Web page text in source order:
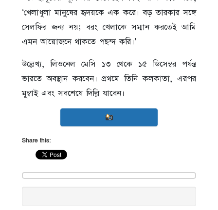
‘খেলাধুলা মানুষের হৃদয়কে এক করে। বড় তারকার সঙ্গে
সেলফির জন্য নয়; বরং খেলাকে সম্মান করতেই আমি
এমন আয়োজনে থাকতে পছন্দ করি।’
উল্লেখ্য, লিওনেল মেসি ১৩ থেকে ১৫ ডিসেম্বর পর্যন্ত
ভারতে অবস্থান করবেন। প্রথমে তিনি কলকাতা, এরপর
মুম্বাই এবং সবশেষে দিল্লি যাবেন।
Share this: